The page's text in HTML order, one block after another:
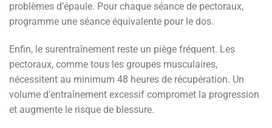
problèmes d’épaule. Pour chaque séance de pectoraux,
programme une séance équivalente pour le dos.
Enfin, le surentraînement reste un piège fréquent. Les
pectoraux, comme tous les groupes musculaires,
nécessitent au minimum 48 heures de récupération. Un
volume d’entraînement excessif compromet la progression
et augmente le risque de blessure.